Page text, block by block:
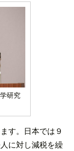
研究
す。日本では９
に対し減税を繰